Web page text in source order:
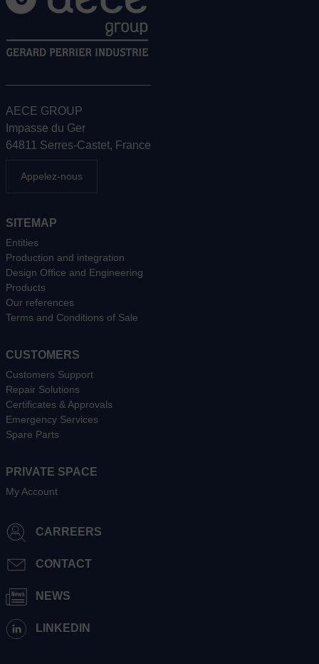
AECE GROUP
Impasse du Ger
64811 Serres-Castet, France
Appelez-nous
SITEMAP
Entities
Production and integration
Design Office and Engineering
Products
Our references
Terms and Conditions of Sale
CUSTOMERS
Customers Support
Repair Solutions
Certificates & Approvals
Emergency Services
Spare Parts
PRIVATE SPACE
My Account
CARREERS
CONTACT
NEWS
LINKEDIN